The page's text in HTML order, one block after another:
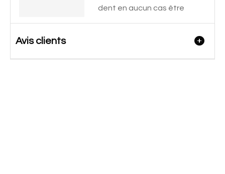
dent en aucun cas être
Avis clients